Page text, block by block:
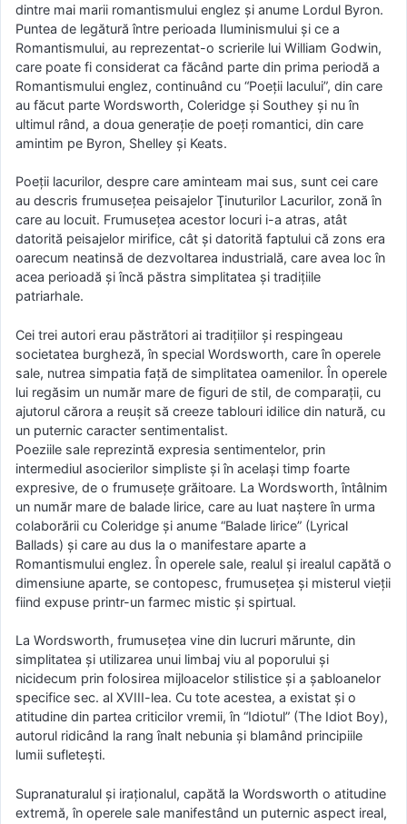
dintre mai marii romantismului englez şi anume Lordul Byron.
Puntea de legătură între perioada Iluminismului şi ce a
Romantismului, au reprezentat-o scrierile lui William Godwin,
care poate fi considerat ca făcând parte din prima periodă a
Romantismului englez, continuând cu “Poeţii lacului”, din care
au făcut parte Wordsworth, Coleridge şi Southey şi nu în
ultimul rând, a doua generaţie de poeţi romantici, din care
amintim pe Byron, Shelley şi Keats.
Poeţii lacurilor, despre care aminteam mai sus, sunt cei care
au descris frumuseţea peisajelor Ţinuturilor Lacurilor, zonă în
care au locuit. Frumuseţea acestor locuri i-a atras, atât
datorită peisajelor mirifice, cât şi datorită faptului că zons era
oarecum neatinsă de dezvoltarea industrială, care avea loc în
acea perioadă şi încă păstra simplitatea şi tradiţiile
patriarhale.
Cei trei autori erau păstrători ai tradiţiilor şi respingeau
societatea burgheză, în special Wordsworth, care în operele
sale, nutrea simpatia faţă de simplitatea oamenilor. În operele
lui regăsim un număr mare de figuri de stil, de comparaţii, cu
ajutorul cărora a reuşit să creeze tablouri idilice din natură, cu
un puternic caracter sentimentalist.
Poeziile sale reprezintă expresia sentimentelor, prin
intermediul asocierilor simpliste şi în acelaşi timp foarte
expresive, de o frumuseţe grăitoare. La Wordsworth, întâlnim
un număr mare de balade lirice, care au luat naştere în urma
colaborării cu Coleridge şi anume “Balade lirice” (Lyrical
Ballads) şi care au dus la o manifestare aparte a
Romantismului englez. În operele sale, realul şi irealul capătă o
dimensiune aparte, se contopesc, frumuseţea şi misterul vieţii
fiind expuse printr-un farmec mistic şi spirtual.
La Wordsworth, frumuseţea vine din lucruri mărunte, din
simplitatea şi utilizarea unui limbaj viu al poporului şi
nicidecum prin folosirea mijloacelor stilistice şi a şabloanelor
specifice sec. al XVIII-lea. Cu tote acestea, a existat şi o
atitudine din partea criticilor vremii, în “Idiotul” (The Idiot Boy),
autorul ridicând la rang înalt nebunia şi blamând principiile
lumii sufleteşti.
Supranaturalul şi iraţionalul, capătă la Wordsworth o atitudine
extremă, în operele sale manifestând un puternic aspect ireal,